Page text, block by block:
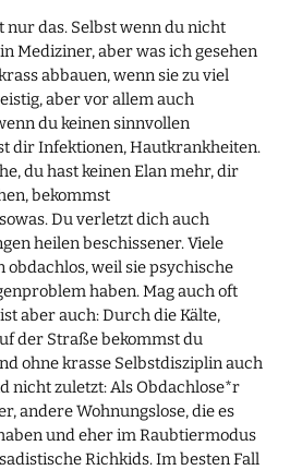
nur das. Selbst wenn du nicht
Mediziner, aber was ich gesehen
abbauen, wenn sie zu viel
aber vor allem auch
du keinen sinnvollen
dir Infektionen, Hautkrankheiten.
du hast keinen Elan mehr, dir
bekommst
Du verletzt dich auch
heilen beschissener. Viele
obdachlos, weil sie psychische
haben. Mag auch oft
aber auch: Durch die Kälte,
der Straße bekommst du
ohne krasse Selbstdisziplin auch
nicht zuletzt: Als Obdachlose*r
andere Wohnungslose, die es
und eher im Raubtiermodus
Richkids. Im besten Fall